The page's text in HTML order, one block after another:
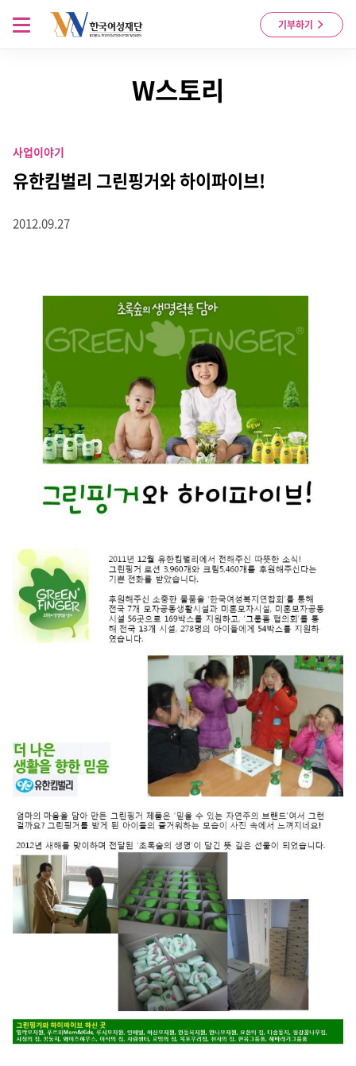
Skip to content
기부하기
메뉴 열기
W스토리
사업이야기
유한킴벌리 그린핑거와 하이파이브!
2012.09.27